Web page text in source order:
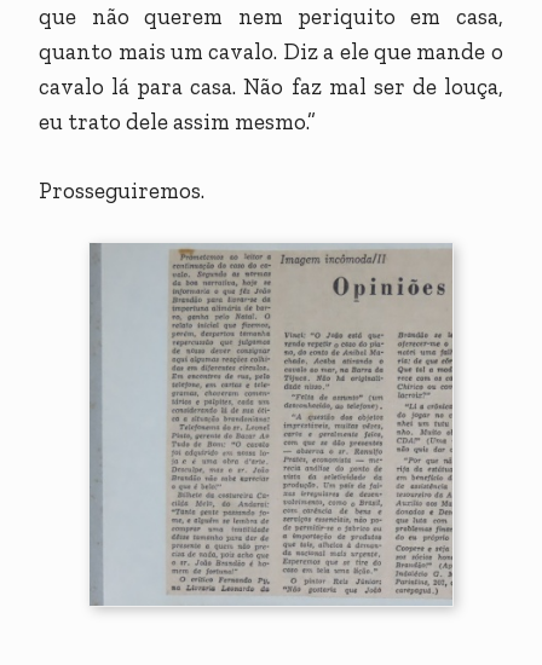
que não querem nem periquito em casa,
quanto mais um cavalo. Diz a ele que mande o
cavalo lá para casa. Não faz mal ser de louça,
eu trato dele assim mesmo.”
Prosseguiremos.